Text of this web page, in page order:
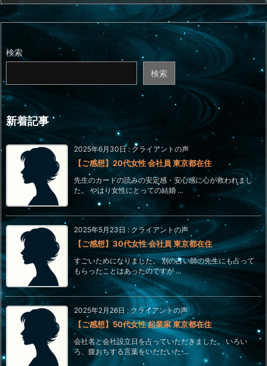
検索
検索
新着記事
2025年6月30日: クライアントの声
【ご感想】20代女性 会社員 東京都在住
先生のカードの読みの安定感・安心感に心が救われまし
た。 やはり女性にとっての結婚 ...
2025年5月23日 : クライアントの声
【ご感想】30代女性 会社員 東京都在住
すごいためになりました。 別の占い師の先生にも占って
もらったことはあったのですが ...
2025年2月26日 : クライアントの声
【ご感想】50代女性 起業家 東京都在住
会社名と会社設立日を占っていただきました。 いろい
ろ、腹おちする言葉をいただいた ...